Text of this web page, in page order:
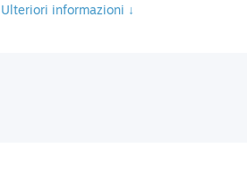
Ulteriori informazioni ↓